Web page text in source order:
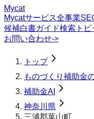
Mycat
Mycatサービス全事業
候補白書ガイド検索トピ
お問い合わせ->
トップ
ものづくり補助金
補助金AI
神奈川県
三浦郡葉山町